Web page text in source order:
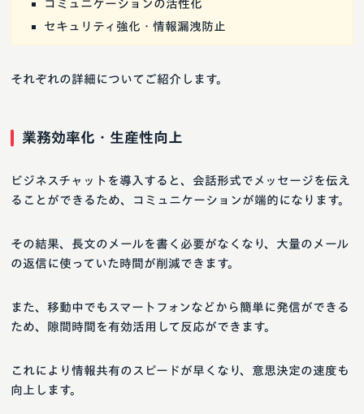
コミュニケーションの活性化
セキュリティ強化・情報漏洩防止
それぞれの詳細についてご紹介します。
業務効率化・生産性向上
ビジネスチャットを導入すると、会話形式でメッセージを伝え
ることができるため、コミュニケーションが端的になります。
その結果、長文のメールを書く必要がなくなり、大量のメール
の返信に使っていた時間が削減できます。
また、移動中でもスマートフォンなどから簡単に発信ができる
ため、隙間時間を有効活用して反応ができます。
これにより情報共有のスピードが早くなり、意思決定の速度も
向上します。